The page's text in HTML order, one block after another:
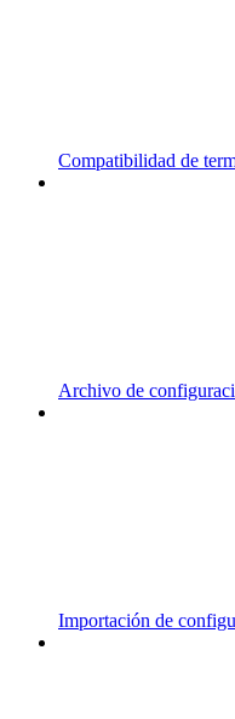
Compatibilidad de
Archivo de
Importación de